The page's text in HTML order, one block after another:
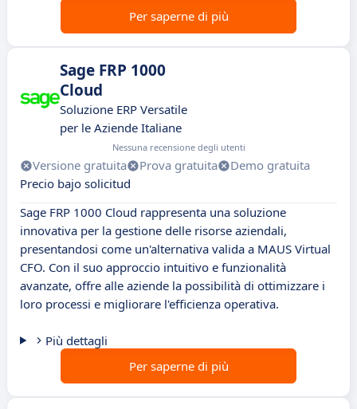
Per saperne di più
Sage FRP 1000
Cloud
Soluzione ERP Versatile
per le Aziende Italiane
Nessuna recensione degli utenti
Versione gratuita Prova gratuita
Demo gratuita
Precio bajo solicitud
Sage FRP 1000 Cloud rappresenta una soluzione
innovativa per la gestione delle risorse aziendali,
presentandosi come un'alternativa valida a MAUS Virtual
CFO. Con il suo approccio intuitivo e funzionalità
avanzate, offre alle aziende la possibilità di ottimizzare i
loro processi e migliorare l'efficienza operativa.
Più dettagli
Per saperne di più